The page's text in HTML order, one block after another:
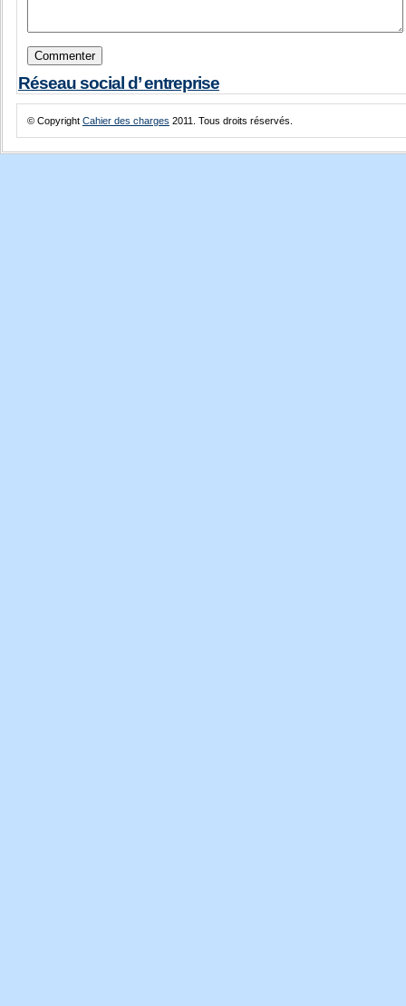
Réseau social d’ entreprise
© Copyright Cahier des charges 2011. Tous droits réservés.